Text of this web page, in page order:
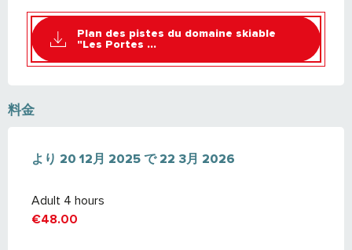
Plan des pistes du domaine skiable
"Les Portes ...
料金
より 20 12月 2025 で22 3月 2026
より 20 12月 2025 で22 3月 2026
Adult 4 hours
€48.00